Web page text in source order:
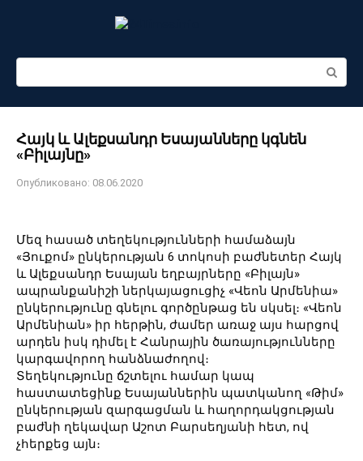
Поиск:
Հայկ և Ալեքսանդր Եսայանները կգնեն
«Բիլայնը»
Опубликовано: 08.06.2020
Մեզ հասած տեղեկությունների համաձայն
«Յուքոմ» ընկերության 6 տոկոսի բաժնետեր Հայկ
և Ալեքսանդր Եսայան եղբայրները «Բիլայն»
ապրանքանիշի ներկայացուցիչ «Վեոն Արմենիա»
ընկերությունը գնելու գործընթաց են սկսել։ «Վեոն
Արմենիան» իր հերթին, ժամեր առաջ այս հարցով
արդեն իսկ դիմել է Հանրային ծառայությունները
կարգավորող հանձնաժողով։
Տեղեկությունը ճշտելու համար կապ
հաստատեցինք Եսայաններին պատկանող «Թիմ»
ընկերության զարգացման և հաղորդակցության
բաժնի ղեկավար Աշոտ Բարսեղյանի հետ, ով
չհերքեց այն։